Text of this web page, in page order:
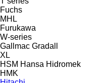
Fuchs
MHL
Furukawa
W-series
Gallmac Gradall
XL
HSM Hansa Hidromek
HMK